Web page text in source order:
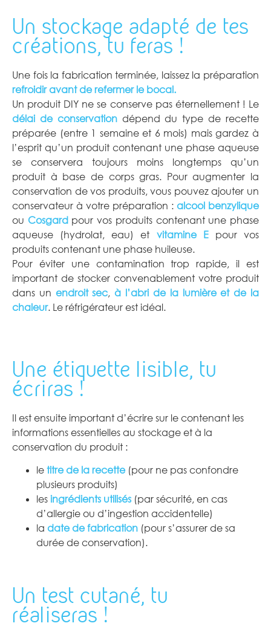
Un stockage adapté de tes
créations, tu feras !
Une fois la fabrication terminée, laissez la préparation
refroidir avant de refermer le bocal.
Un produit DIY ne se conserve pas éternellement ! Le
délai de conservationdépend du type de recette
préparée (entre 1 semaine et 6 mois) mais gardez à
l’esprit qu’un produit contenant une phase aqueuse
se conservera toujours moins longtemps qu’un
produit à base de corps gras. Pour augmenter la
conservation de vos produits, vous pouvez ajouter un
conservateur à votre préparation : alcool benzylique
ou Cosgardpour vos produits contenant une phase
aqueuse (hydrolat, eau) et vitamine Epour vos
produits contenant une phase huileuse.
Pour éviter une contamination trop rapide, il est
important de stocker convenablement votre produit
dans un endroit sec,à l’abri de la lumière et de la
chaleur. Le réfrigérateur est idéal.
Une étiquette lisible, tu
écriras !
Il est ensuite important d’écrire sur le contenant les
informations essentielles au stockage et à la
conservation du produit :
le titre de la recette(pour ne pas confondre
plusieurs produits)
les ingrédients utilisés (par sécurité, en cas
d’allergie ou d’ingestion accidentelle)
la date de fabrication (pour s’assurer de sa
durée de conservation).
Un test cutané, tu
réaliseras !